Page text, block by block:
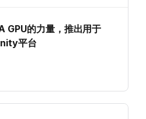
GPU的力量，推出用于
平台